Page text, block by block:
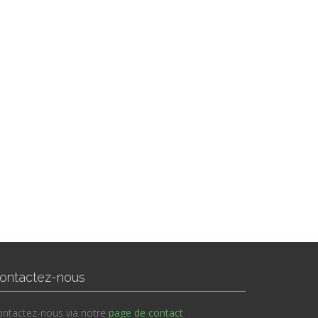
nous
nous via notre page de contact